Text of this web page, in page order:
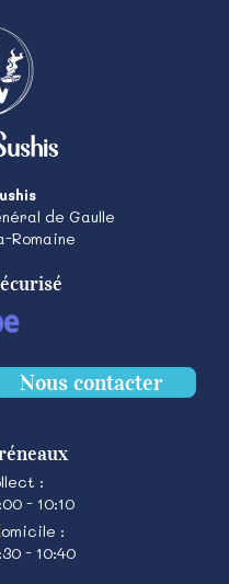
de Gaulle
Romaine
Nous contacter
:
- 10:10
:
- 10:40